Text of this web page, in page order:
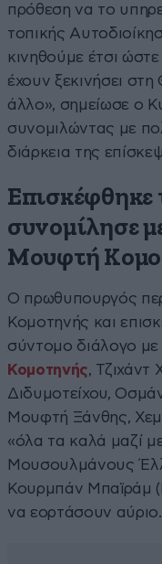
πρόθεση να το
τοπικής
κινηθούμε έτσι
έχουν ξεκινήσει
άλλο», σημείωσε ο
συνομιλώντας με
διάρκεια της
Επισκέφθηκε
συνομίλησε
Μουφτή
Ο πρωθυπουργός
Κομοτηνής και
σύντομο διάλογο
Κομοτηνής,
Διδυμοτείχου,
Μουφτή Ξάνθης,
«όλα τα καλά μαζί
Μουσουλμάνους
Κουρμπάν Μπαϊράμ
να εορτάσουν αύριο.